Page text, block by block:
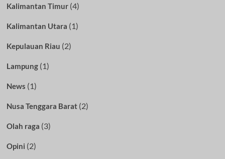
Kalimantan Timur(4)
Kalimantan Utara (1)
Kepulauan Riau (2)
Lampung(1)
News (1)
Nusa Tenggara Barat(2)
Olah raga (3)
Opini (2)